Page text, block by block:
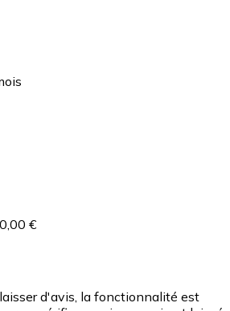
€
d'avis, la fonctionnalité est